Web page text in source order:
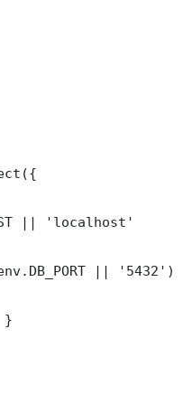
|| 'localhost'
|| '5432')
}